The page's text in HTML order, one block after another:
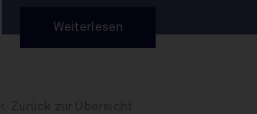
Weiterlesen